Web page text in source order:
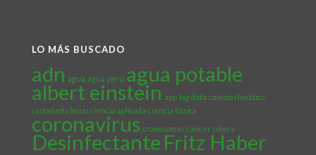
LO MÁS BUSCADO
adn agua agua perú agua potable
albert einstein app big data cambio climático
castañeda lossio ciencia aplicada ciencia básica
coronavirus cromosomas cáncer cólera
Desinfectante Fritz Haber